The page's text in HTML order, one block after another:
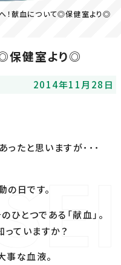
！献血について◎保健室より◎
◎保健室より◎
2014年11月28日
ったと思いますが･･･
の日です。
ひとつである「献血」。
っていますか？
事な血液。